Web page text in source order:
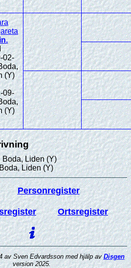
.
02-
(Y)
09-
(Y)
Liden (Y)
Liden (Y)
Personregister
Ortsregister
av Sven Edvardsson med hjälp avDisgen
version 2025.